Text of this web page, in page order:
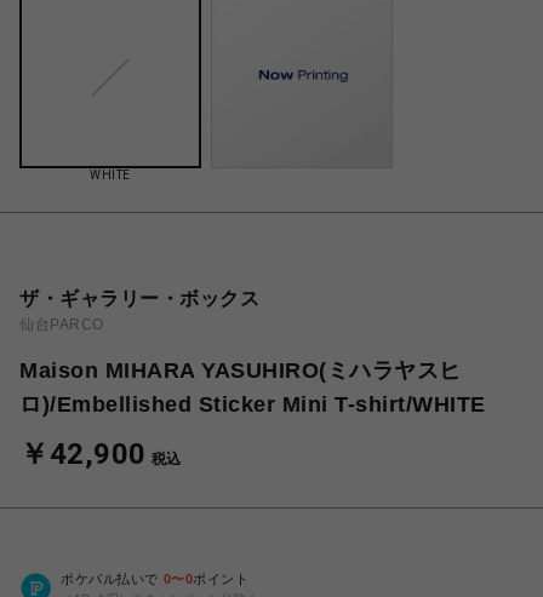
WHITE
ザ・ギャラリー・ボックス
仙台PARCO
Maison MIHARA YASUHIRO(ミハラヤスヒ
ロ)/Embellished Sticker Mini T-shirt/WHITE
￥42,900 税込
ポケパル払いで 0〜0ポイント